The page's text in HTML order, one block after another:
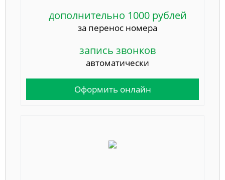
дополнительно 1000 рублей
за перенос номера
запись звонков
автоматически
Оформить онлайн